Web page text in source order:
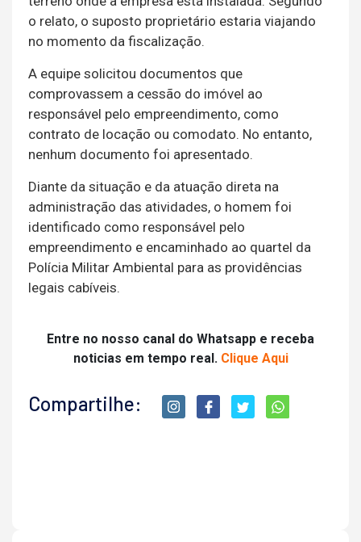
o relato, o suposto proprietário estaria viajando
no momento da fiscalização.
A equipe solicitou documentos que
comprovassem a cessão do imóvel ao
responsável pelo empreendimento, como
contrato de locação ou comodato. No entanto,
nenhum documento foi apresentado.
Diante da situação e da atuação direta na
administração das atividades, o homem foi
identificado como responsável pelo
empreendimento e encaminhado ao quartel da
Polícia Militar Ambiental para as providências
legais cabíveis.
Entre no nosso canal do Whatsapp e receba
noticias em tempo real. Clique Aqui
Compartilhe: